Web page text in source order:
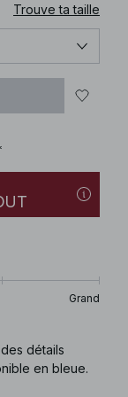
Trouve ta taille
Grand
détails
en bleue.